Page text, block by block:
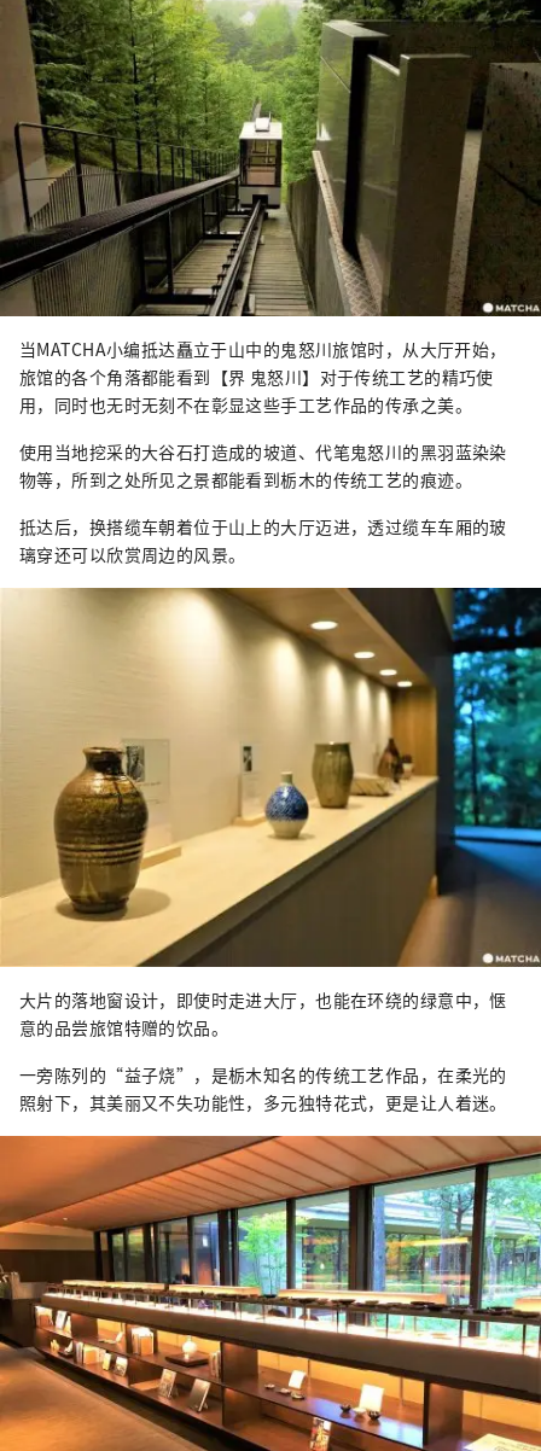
当MATCHA小编抵达矗立于山中的鬼怒川旅馆时，从大厅开始，
旅馆的各个角落都能看到【界 鬼怒川】对于传统工艺的精巧使
用，同时也无时无刻不在彰显这些手工艺作品的传承之美。
使用当地挖采的大谷石打造成的坡道、代笔鬼怒川的黑羽蓝染染
物等，所到之处所见之景都能看到栃木的传统工艺的痕迹。
抵达后，换搭缆车朝着位于山上的大厅迈进，透过缆车车厢的玻
璃穿还可以欣赏周边的风景。
大片的落地窗设计，即使时走进大厅，也能在环绕的绿意中，惬
意的品尝旅馆特赠的饮品。
一旁陈列的“益子烧”，是栃木知名的传统工艺作品，在柔光的
照射下，其美丽又不失功能性，多元独特花式，更是让人着迷。